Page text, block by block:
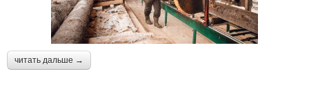
читать дальше →